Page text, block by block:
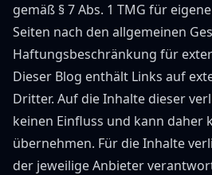
gemäß § 7 Abs. 1 TMG für
Seiten nach den allgemeinen
Haftungsbeschränkung für
Dieser Blog enthält Links auf
Dritter. Auf die Inhalte dieser
keinen Einfluss und kann daher
übernehmen. Für die Inhalte
der jeweilige Anbieter